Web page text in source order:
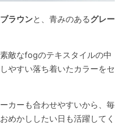
ブラウンと、青みのあるグレー
敵なfogのテキスタイルの中
やすい落ち着いたカラーをセ
カーも合わせやすいから、毎
めかししたい日も活躍してく